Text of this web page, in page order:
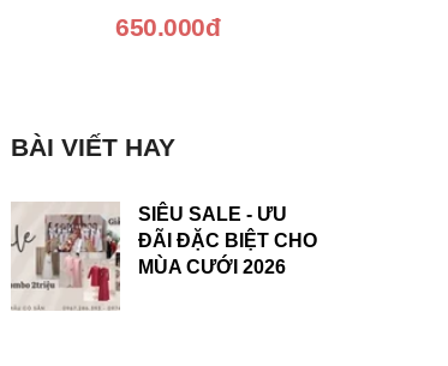
650.000đ
BÀI VIẾT HAY
SIÊU SALE - ƯU
ĐÃI ĐẶC BIỆT CHO
MÙA CƯỚI 2026